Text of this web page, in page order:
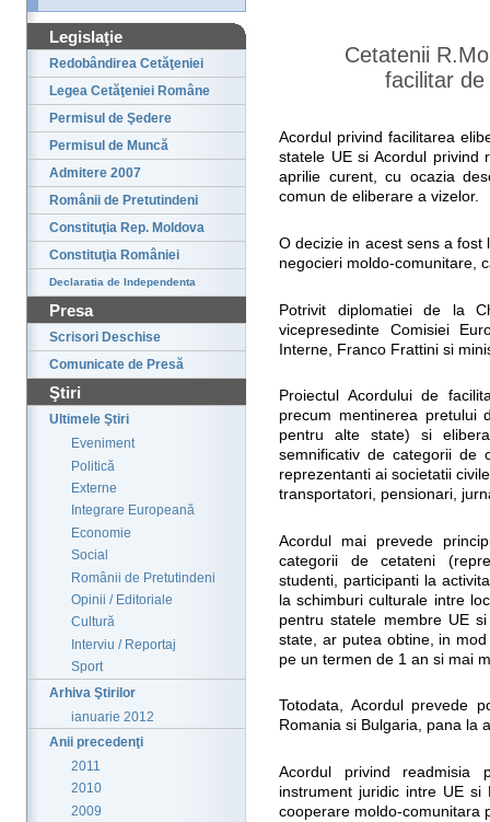
Legislaţie
Redobândirea Cetăţeniei
Legea Cetăţeniei Române
Permisul de Şedere
Permisul de Muncă
Admitere 2007
Românii de Pretutindeni
Constituţia Rep. Moldova
Constituţia României
Declaratia de Independenta
Presa
Scrisori Deschise
Comunicate de Presă
Ştiri
Ultimele Ştiri
Eveniment
Politică
Externe
Integrare Europeană
Economie
Social
Românii de Pretutindeni
Opinii / Editoriale
Cultură
Interviu / Reportaj
Sport
Arhiva Ştirilor
ianuarie 2012
Anii precedenţi
2011
2010
2009
Cetatenii
facilitar
Acordul privind facilitarea
statele UE si Acordul privind
aprilie curent, cu ocazia
comun de eliberare a vizelor.
O decizie in acest sens a
negocieri moldo-comunitare,
Potrivit diplomatiei de la
vicepresedinte Comisiei
Interne, Franco Frattini si
Proiectul Acordului de
precum mentinerea
pentru alte state) si
semnificativ de categorii de
reprezentanti ai societatii
transportatori, pensionari,
Acordul mai prevede
categorii de cetateni
studenti, participanti la
la schimburi culturale intre
pentru statele membre UE
state, ar putea obtine, in
pe un termen de 1 an si mai
Totodata, Acordul prevede
Romania si Bulgaria, pana la
Acordul privind
instrument juridic intre UE
cooperare moldo-comunitara